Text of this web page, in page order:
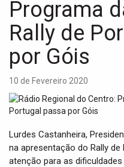
Programa
Rally de
por Góis
10 de Fevereiro 2020
Lurdes Castanheira,
na apresentação do Rally
atenção para as